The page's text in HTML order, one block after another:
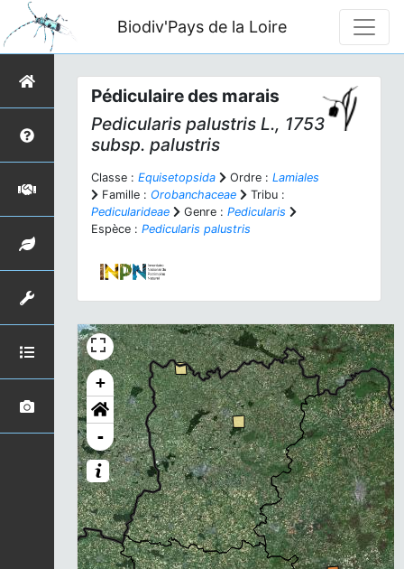
Biodiv'Pays de la Loire
Pédiculaire des marais
Pedicularis palustris L., 1753
subsp. palustris
Classe : Equisetopsida Ordre : Lamiales
Famille : Orobanchaceae
Tribu :
Pedicularideae
Genre : Pedicularis
Espèce : Pedicularis palustris
+
-